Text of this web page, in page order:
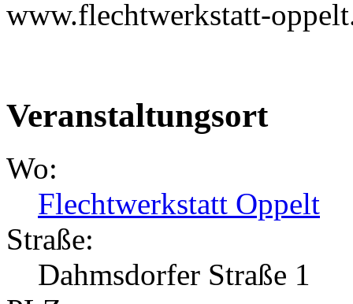
www.flechtwerkstatt-
Veranstaltungsort
Wo:
Flechtwerkstatt Oppelt
Straße:
Dahmsdorfer Straße 1